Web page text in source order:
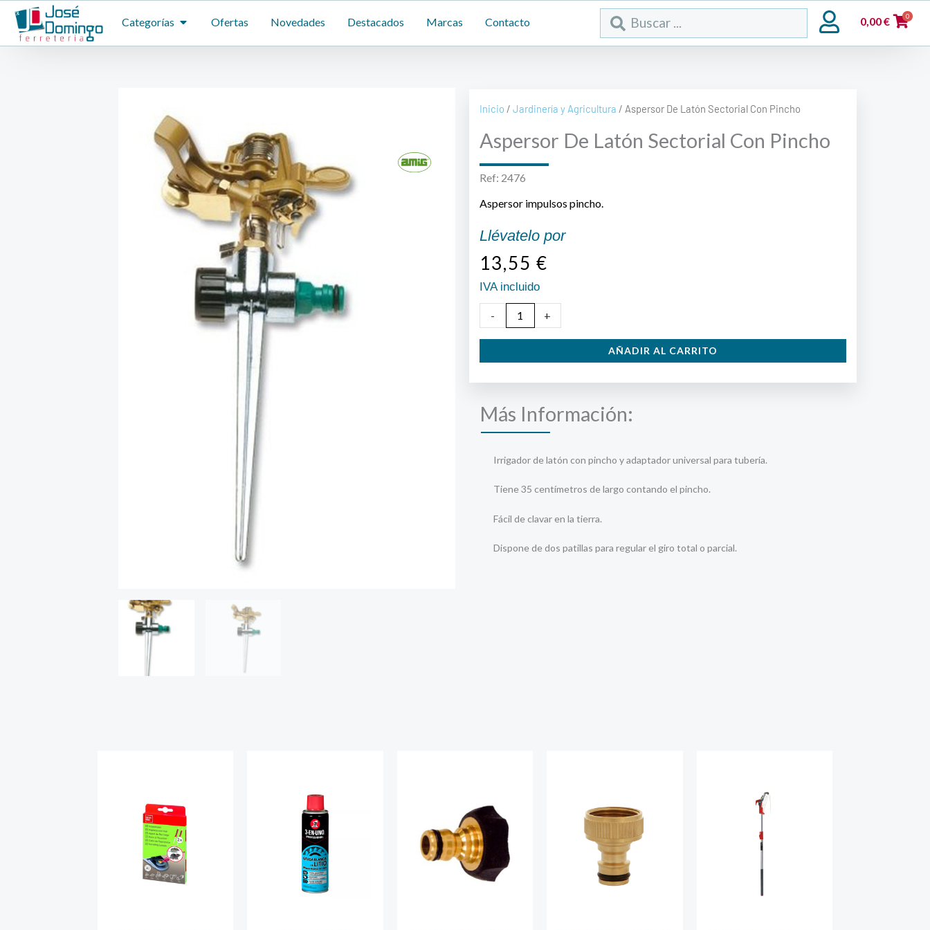
contenido
Categorías ABRIR CATEGORÍAS
Ofertas Novedades Destacados Marcas Contacto
Search
...
0,00€ 0
Inicio / Jardinería y Agricultura / Aspersor De Latón Sectorial Con Pincho
Aspersor De Latón Sectorial Con Pincho
Ref: 2476
Aspersor impulsos pincho.
Llévatelo por
13,55 €
IVA incluido
-
Aspersor
De
Pincho
cantidad
+
AÑADIR AL CARRITO
Más Información:
Irrigador de latón con pincho y adaptador universal para tubería.
Tiene 35 centímetros de largo contando el pincho.
Fácil de clavar en la tierra.
Dispone de dos patillas para regular el giro total o parcial.